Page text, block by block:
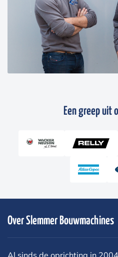
Een greep uit
Over Slemmer Bouwmachines
Al sinds de oprichting in